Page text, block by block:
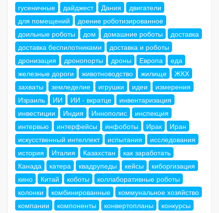
гусеничные
дайджест Дания
двигатели
для помещений
доение роботизированное
доильные роботы
дом домашние роботы
доставка
доставка беспилотниками
доставка и роботы
дронизация
дронопорты дроны Европа
еда
железные дороги
животноводство жилище
ЖКХ
захваты
земледелие игрушки идеи
измерения
Израиль
ИИ ИИ - вкратце
инвентаризация
инвестиции
Индия Иннополис
инспекция
интервью
интерфейсы инфоботы Ирак
Иран
искусственный интеллект
испытания
исследования
история
Италия Казахстан
как заработать
Канада
катера квадрупеды кейсы
киборгизация
кино
Китай коботы
коллаборативные роботы
колонки
комбинированные
коммунальное хозяйство
компании
компоненты конвертопланы
конкурсы